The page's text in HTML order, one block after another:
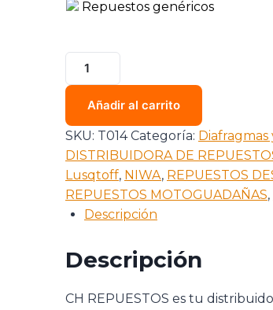
Repuestos genéricos
Añadir al carrito
SKU: T014 Categoría:
DISTRIBUIDORA DE
Lusqtoff, NIWA, REPUESTOS
REPUESTOS MOTOGUADAÑAS,
Descripción
Descripción
CH REPUESTOS es tu